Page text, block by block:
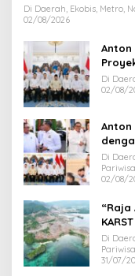
Di Daerah, Ekobis, Metro,
02/08/2026
Anton
Di
02/08/
Anton
Di
02/08/
“Raja
Di
31/07/